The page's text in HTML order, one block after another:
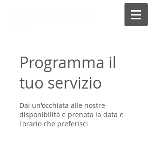
Programma il
tuo servizio
Dai un'occhiata alle nostre
disponibilità e prenota la data e
l'orario che preferisci